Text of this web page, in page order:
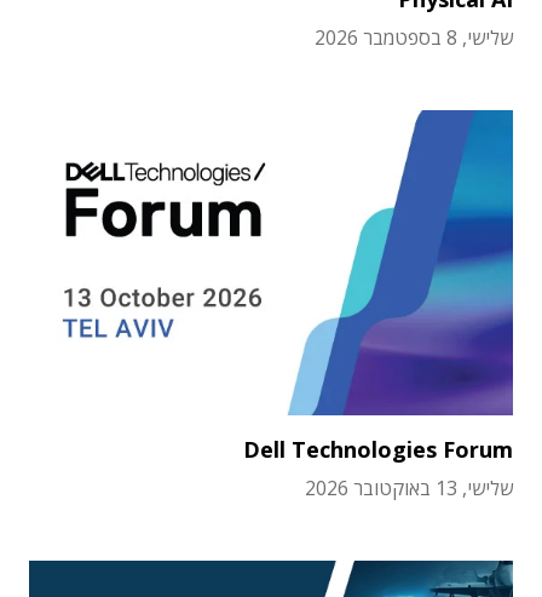
שלישי, 8 בספטמבר 2026
Dell Technologies Forum
שלישי, 13 באוקטובר 2026